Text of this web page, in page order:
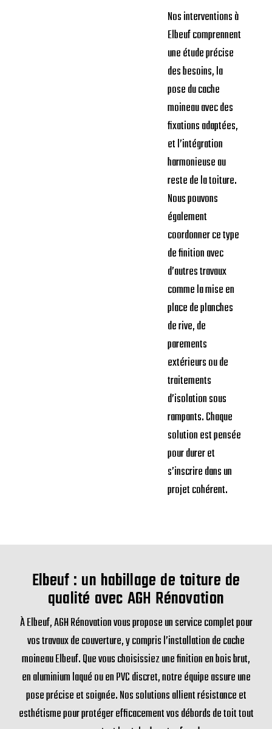
Nos interventions à
Elbeuf comprennent
une étude précise
des besoins, la
pose du cache
moineau avec des
fixations adaptées,
et l’intégration
harmonieuse au
reste de la toiture.
Nous pouvons
également
coordonner ce type
de finition avec
d’autres travaux
comme la mise en
place de planches
de rive, de
parements
extérieurs ou de
traitements
d’isolation sous
rampants. Chaque
solution est pensée
pour durer et
s’inscrire dans un
projet cohérent.
Elbeuf : un habillage de toiture de
qualité avec AGH Rénovation
À Elbeuf, AGH Rénovation vous propose un service complet pour
vos travaux de couverture, y compris l’installation de cache
moineau Elbeuf. Que vous choisissiez une finition en bois brut,
en aluminium laqué ou en PVC discret, notre équipe assure une
pose précise et soignée. Nos solutions allient résistance et
esthétisme pour protéger efficacement vos débords de toit tout